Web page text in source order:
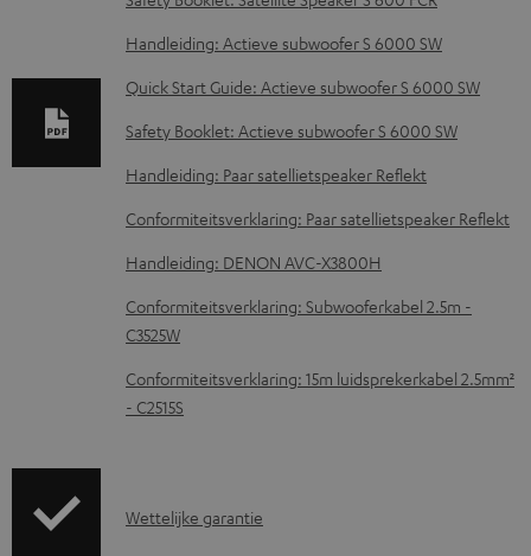
o
a
d
d
o
u
m
e
n
t
e
Handleiding: Actieve subwoofer S 6000 SW
Quick Start Guide: Actieve subwoofer S 6000 SW
Safety Booklet: Actieve subwoofer S 6000 SW
Handleiding: Paar satellietspeaker Reflekt
Conformiteitsverklaring: Paar satellietspeaker Reflekt
Handleiding: DENON AVC-X3800H
Conformiteitsverklaring: Subwooferkabel 2.5m -
C3525W
Conformiteitsverklaring: 15m luidsprekerkabel 2.5mm²
- C2515S
G
Wettelijke garantie